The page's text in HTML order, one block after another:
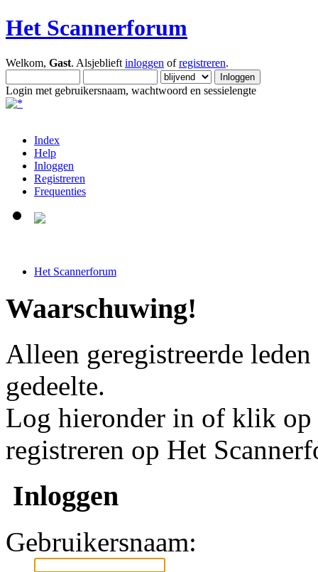
Het Scannerforum
Welkom, Gast. Alsjeblieft inloggen ofregistreren.
Login met gebruikersnaam, wachtwoord en sessielengte
Index
Help
Inloggen
Registreren
Frequenties
Het Scannerforum
Waarschuwing!
Alleen geregistreerde
gedeelte.
Log hieronder in of klik op
registreren op Het
Inloggen
Gebruikersnaam: